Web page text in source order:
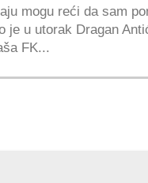
mogu reći da sam
je u utorak Dragan
FK...